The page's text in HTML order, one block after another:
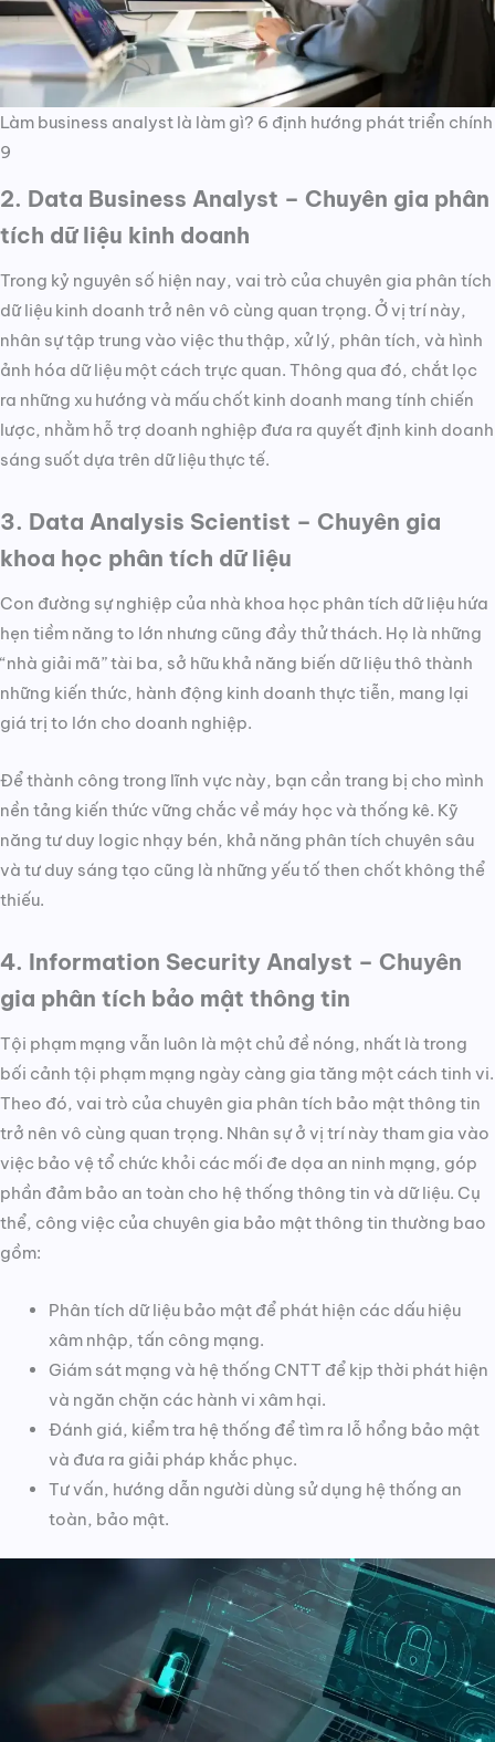
Làm business analyst là làm gì? 6 định hướng phát triển chính
9
2. Data Business Analyst – Chuyên gia phân
tích dữ liệu kinh doanh
Trong kỷ nguyên số hiện nay, vai trò của chuyên gia phân tích
dữ liệu kinh doanh trở nên vô cùng quan trọng. Ở vị trí này,
nhân sự tập trung vào việc thu thập, xử lý, phân tích, và hình
ảnh hóa dữ liệu một cách trực quan. Thông qua đó, chắt lọc
ra những xu hướng và mấu chốt kinh doanh mang tính chiến
lược, nhằm hỗ trợ doanh nghiệp đưa ra quyết định kinh doanh
sáng suốt dựa trên dữ liệu thực tế.
3. Data Analysis Scientist – Chuyên gia
khoa học phân tích dữ liệu
Con đường sự nghiệp của nhà khoa học phân tích dữ liệu hứa
hẹn tiềm năng to lớn nhưng cũng đầy thử thách. Họ là những
“nhà giải mã” tài ba, sở hữu khả năng biến dữ liệu thô thành
những kiến thức, hành động kinh doanh thực tiễn, mang lại
giá trị to lớn cho doanh nghiệp.
Để thành công trong lĩnh vực này, bạn cần trang bị cho mình
nền tảng kiến thức vững chắc về máy học và thống kê. Kỹ
năng tư duy logic nhạy bén, khả năng phân tích chuyên sâu
và tư duy sáng tạo cũng là những yếu tố then chốt không thể
thiếu.
4. Information Security Analyst – Chuyên
gia phân tích bảo mật thông tin
Tội phạm mạng vẫn luôn là một chủ đề nóng, nhất là trong
bối cảnh tội phạm mạng ngày càng gia tăng một cách tinh vi.
Theo đó, vai trò của chuyên gia phân tích bảo mật thông tin
trở nên vô cùng quan trọng. Nhân sự ở vị trí này tham gia vào
việc bảo vệ tổ chức khỏi các mối đe dọa an ninh mạng, góp
phần đảm bảo an toàn cho hệ thống thông tin và dữ liệu. Cụ
thể, công việc của chuyên gia bảo mật thông tin thường bao
gồm:
Phân tích dữ liệu bảo mật để phát hiện các dấu hiệu
xâm nhập, tấn công mạng.
Giám sát mạng và hệ thống CNTT để kịp thời phát hiện
và ngăn chặn các hành vi xâm hại.
Đánh giá, kiểm tra hệ thống để tìm ra lỗ hổng bảo mật
và đưa ra giải pháp khắc phục.
Tư vấn, hướng dẫn người dùng sử dụng hệ thống an
toàn, bảo mật.